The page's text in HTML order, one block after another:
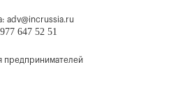
adv@incrussia.ru
647 52 51
предпринимателей